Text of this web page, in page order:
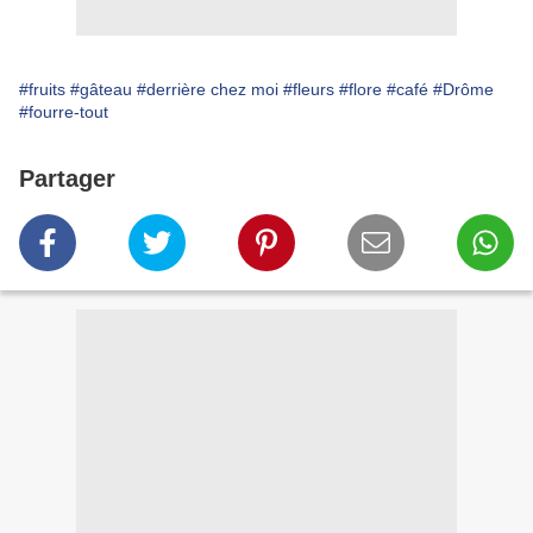
#fruits #gâteau #derrière chez moi #fleurs #flore #café #Drôme
#fourre-tout
Partager